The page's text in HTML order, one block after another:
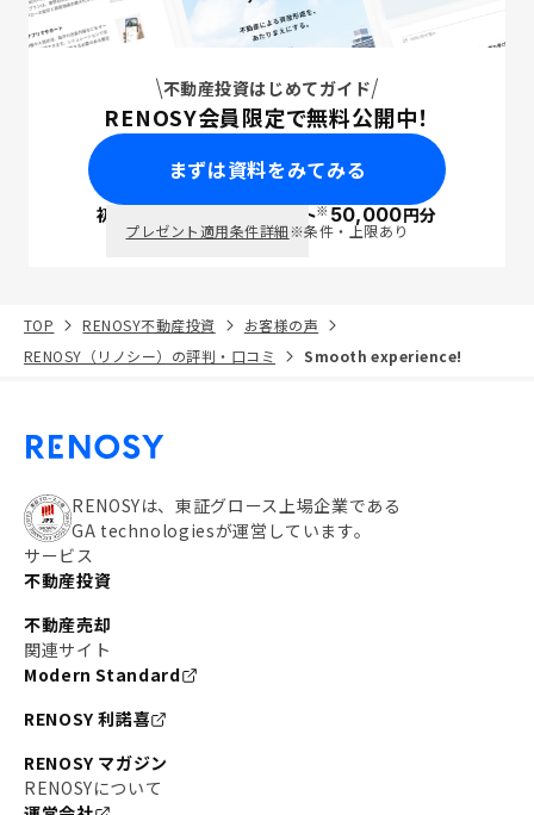
不動産投資はじめてガイド
RENOSY会員限定で無料公開中！
まずは資料をみてみる
初回面談で ポイント※50,000円分
プレゼント適用条件詳細※条件・上限あり
TOP RENOSY不動産投資
お客様の声
RENOSY（リノシー）の評判・口コミ
Smooth experience!
RENOSYは、東証グロース上場企業である
GA technologiesが運営しています。
サービス
不動産投資
不動産売却
関連サイト
Modern Standard
RENOSY 利諾喜
RENOSY マガジン
RENOSYについて